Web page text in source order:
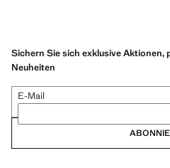
Sichern Sie sich exklusive Aktionen,
Neuheiten
E-Mail